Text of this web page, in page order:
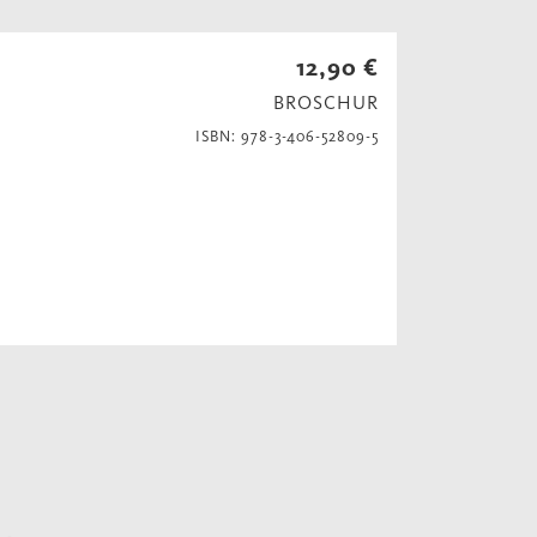
12,90 €
BROSCHUR
ISBN: 978-3-406-52809-5